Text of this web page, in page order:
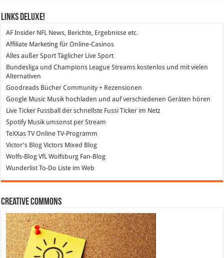
Links DeLuXe!
AF Insider NFL News, Berichte, Ergebnisse etc.
Affiliate Marketing für Online-Casinos
Alles außer Sport Täglicher Live Sport
Bundesliga und Champions League Streams kostenlos und mit vielen
Alternativen
Goodreads Bücher Community + Rezensionen
Google Music Musik hochladen und auf verschiedenen Geräten hören
Live Ticker Fussball der schnellste Fussi Ticker im Netz
SpotifyMusik umsonst per Stream
TeXXas TVOnline TV-Programm
Victor's Blog Victors Mixed Blog
Wolfs-Blog VfL Wolfsburg Fan-Blog
Wunderlist To-Do Liste im Web
Creative Commons